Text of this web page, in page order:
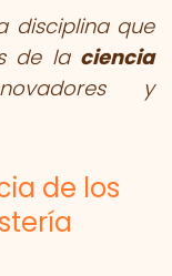
disciplina que
de la ciencia
y
de los